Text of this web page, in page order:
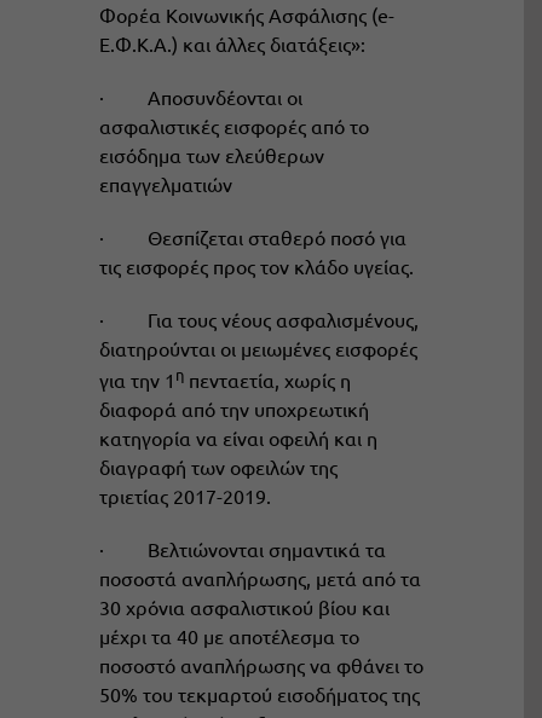
Φορέα Κοινωνικής Ασφάλισης (e-
Ε.Φ.Κ.Α.) και άλλες διατάξεις»:
· Αποσυνδέονται οι
ασφαλιστικές εισφορές από το
εισόδημα των ελεύθερων
επαγγελματιών
· Θεσπίζεται σταθερό ποσό για
τις εισφορές προς τον κλάδο υγείας.
· Για τους νέους ασφαλισμένους,
διατηρούνται οι μειωμένες εισφορές
για την 1 ηπενταετία, χωρίς η
διαφορά από την υποχρεωτική
κατηγορία να είναι οφειλή και η
διαγραφή των οφειλών της
τριετίας 2017-2019.
· Βελτιώνονται σημαντικά τα
ποσοστά αναπλήρωσης, μετά από τα
30 χρόνια ασφαλιστικού βίου και
μέχρι τα 40 με αποτέλεσμα το
ποσοστό αναπλήρωσης να φθάνει το
50% του τεκμαρτού εισοδήματος της